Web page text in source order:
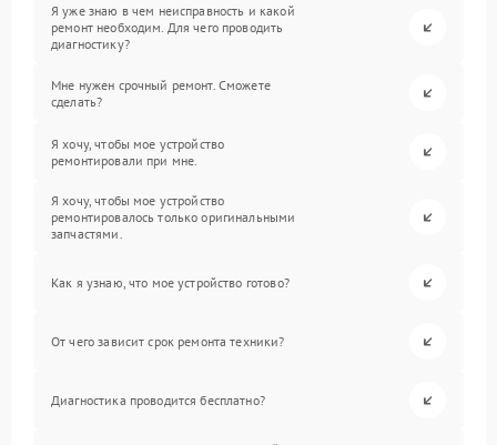
Я уже знаю в чем неисправность и какой
ремонт необходим. Для чего проводить
диагностику?
Мне нужен срочный ремонт. Сможете
сделать?
Я хочу, чтобы мое устройство
ремонтировали при мне.
Я хочу, чтобы мое устройство
ремонтировалось только оригинальными
запчастями.
Как я узнаю, что мое устройство готово?
От чего зависит срок ремонта техники?
Диагностика проводится бесплатно?